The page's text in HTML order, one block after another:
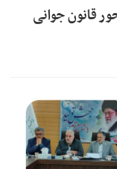
قانون جوانی